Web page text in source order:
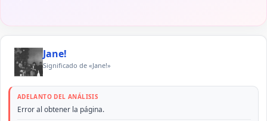
Jane!
Significado de «Jane!»
ADELANTO DEL ANÁLISIS
Error al obtener la página.